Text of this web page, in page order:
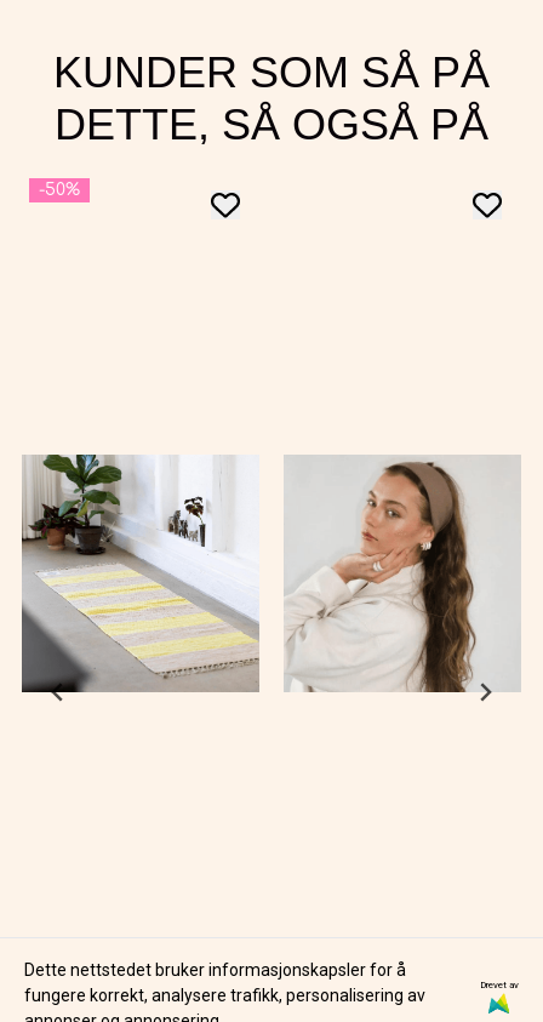
KUNDER SOM SÅ PÅ
DETTE, SÅ OGSÅ PÅ
-50%
BONGUSTA COATED LEMON
Dette nettstedet bruker informasjonskapsler for å
fungere korrekt, analysere trafikk, personalisering av
Drevet av